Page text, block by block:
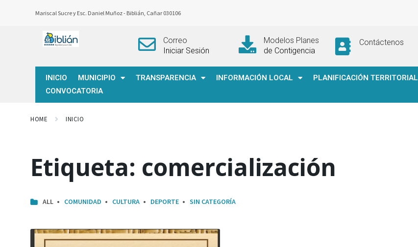
Mariscal Sucre y Esc. Daniel Muñoz - Biblián, Cañar 030106
Correo
Iniciar Sesión
Modelos Planes
de Contigencia
Contáctenos
INICIO MUNICIPIO TRANSPARENCIA INFORMACIÓN LOCAL PLANIFICACIÓN TERRITORIAL
CONVOCATORIA
HOME INICIO
Etiqueta: comercialización
ALL COMUNIDAD CULTURA DEPORTE SIN CATEGORÍA